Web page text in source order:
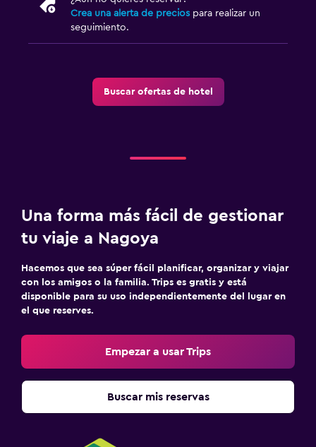
Crea una alerta de precios para realizar un
seguimiento.
Buscar ofertas de hotel
Una forma más fácil de gestionar
tu viaje a Nagoya
Hacemos que sea súper fácil planificar, organizar y viajar
con los amigos o la familia. Trips es gratis y está
disponible para su uso independientemente del lugar en
el que reserves.
Empezar a usar Trips
Buscar mis reservas